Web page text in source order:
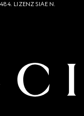
LIZENZ SIAE N.